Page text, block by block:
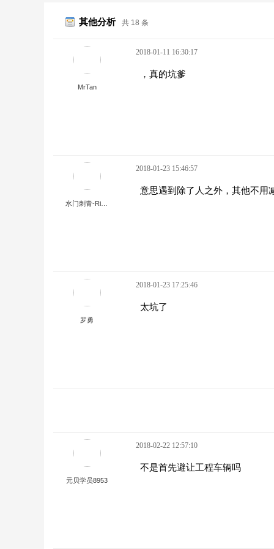
其他分析 共 18 条
MrTan
2018-01-11 16:30:17
，真的坑爹
2018-01-23 15:46:57
意思遇到除了人之外，其他不用
罗勇
2018-01-23 17:25:46
太坑了
元贝学员8953
2018-02-22 12:57:10
不是首先避让工程车辆吗